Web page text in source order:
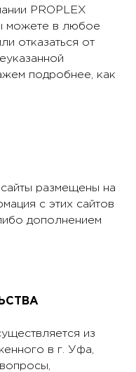
PROPLEX
можете в любое
отказаться от
подробнее, как
размещены на
с этих сайтов
дополнением
из
в г. Уфа,